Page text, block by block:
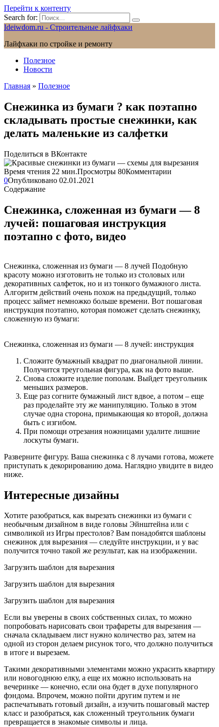
Перейти к контенту
Search for:
Ideiwdom.ru - Строительные лайфхаки
Лайфхаки по стройке и ремонту
Полезное
Новости
Главная » Полезное
Снежинка из бумаги ? как поэтапно
складывать простые снежинки, как
делать маленькие из салфетки
Поделиться в ВКонтакте
Время чтения 22 мин.Просмотры 80Комментарии
0Опубликовано 02.01.2021
Содержание
Снежинка, сложенная из бумаги — 8
лучей: пошаговая инструкция
поэтапно с фото, видео
Снежинка, сложенная из бумаги — 8 лучей Подобную
красоту можно изготовить не только из столовых или
декоративных салфеток, но и из тонкого бумажного листа.
Алгоритм действий очень похож на предыдущий, только
процесс займет немножко больше времени. Вот пошаговая
инструкция поэтапно, которая поможет сделать снежинку,
сложенную из бумаги:
Снежинка, сложенная из бумаги — 8 лучей: инструкция
Сложите бумажный квадрат по диагональной линии.
Получится треугольная фигура, как на фото выше.
Снова сложите изделие пополам. Выйдет треугольник
меньших размеров.
Еще раз согните бумажный лист вдвое, а потом – еще
раз проделайте эту же манипуляцию. Только в этом
случае одна сторона, примыкающая ко второй, должна
быть с изгибом.
При помощи отрезания ножницами удалите лишние
лоскуты бумаги.
Разверните фигуру. Ваша снежинка с 8 лучами готова, можете
приступать к декорированию дома. Наглядно увидите в видео
ниже.
Интересные дизайны
Хотите разобраться, как вырезать снежинки из бумаги с
необычным дизайном в виде головы Эйнштейна или с
символикой из Игры престолов? Вам понадобятся шаблоны
снежинок для вырезания — следуйте инструкции, и у вас
получится точно такой же результат, как на изображении.
Загрузить шаблон для вырезания
Загрузить шаблон для вырезания
Загрузить шаблон для вырезания
Если вы уверены в своих собственных силах, то можно
попробовать нарисовать свои трафареты для вырезания —
сначала складываем лист нужно количество раз, затем на
одной из сторон делаем рисунок того, что должно получиться
в итоге и вырезаем.
Такими декоративными элементами можно украсить квартиру
или новогоднюю елку, а еще их можно использовать на
вечеринке — конечно, если она будет в духе популярного
фэндома. Впрочем, можно пойти другим путем и не
распечатывать готовый дизайн, а изучить пошаговый мастер
класс и разобраться, как сложенный треугольник бумаги
превращается в знакомые символы и лица.